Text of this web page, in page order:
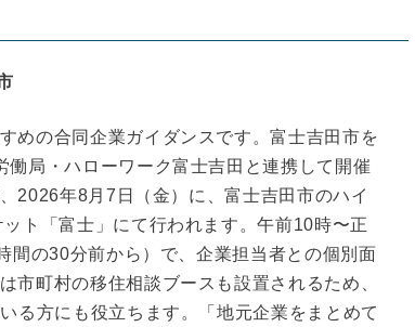
めの合同企業ガイダンスです。富士吉田市を
局・ハローワーク富士吉田と連携して開催
2026年8月7日（金）に、富士吉田市のハイ
ト「富士」にて行われます。午前10時〜正
の30分前から）で、企業担当者との個別面
市町村の移住相談ブースも設置されるため、
る方にも役立ちます。「地元企業をまとめて